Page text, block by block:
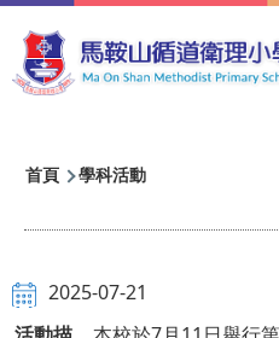
移至主內容
導
連
結
首頁 學科活動
2025-07-21